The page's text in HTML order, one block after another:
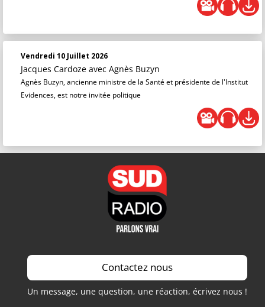
Vendredi 10 Juillet 2026
Jacques Cardoze avec Agnès Buzyn
Agnès Buzyn, ancienne ministre de la Santé et présidente de l'Institut
Evidences, est notre invitée politique
Contactez nous
Un message, une question, une réaction, écrivez nous !